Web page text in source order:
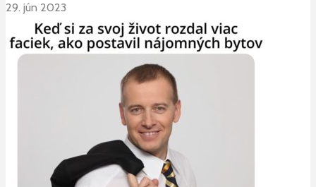
29. jún 2023